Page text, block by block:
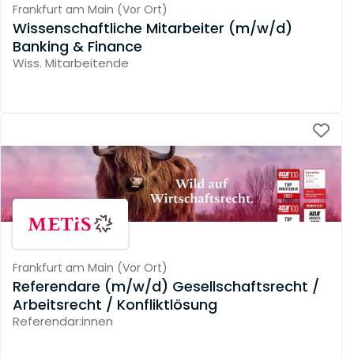
Frankfurt am Main (Vor Ort)
Wissenschaftliche Mitarbeiter (m/w/d)
Banking & Finance
Wiss. Mitarbeitende
Frankfurt am Main (Vor Ort)
Referendare (m/w/d) Gesellschaftsrecht /
Arbeitsrecht / Konfliktlösung
Referendar:innen